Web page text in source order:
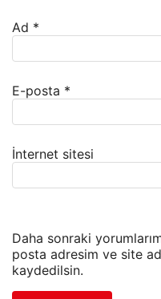
Ad *
E-posta *
İnternet sitesi
Daha sonraki
posta adresim ve site
kaydedilsin.